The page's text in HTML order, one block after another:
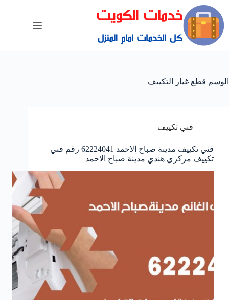
الوسم قطع غيار التكييف
فني تكييف
فني تكييف مدينة صباح الاحمد 62224041 رقم فني
تكييف مركزي هندي مدينة صباح الاحمد